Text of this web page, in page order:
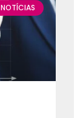
NOTÍCIAS